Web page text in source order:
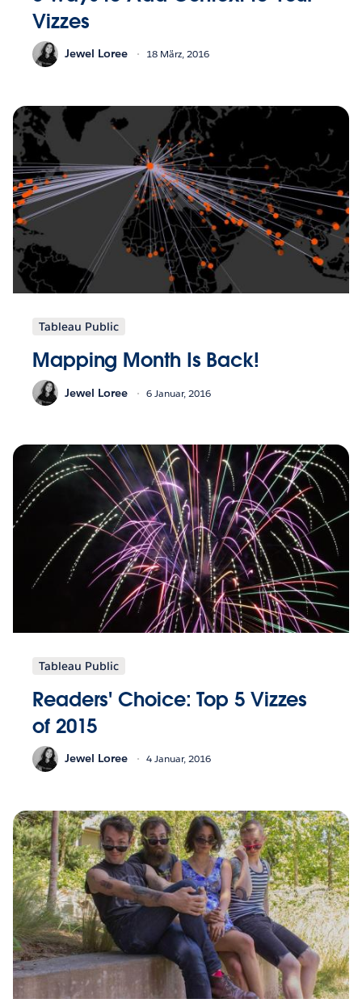
Vizzes
Jewel Loree 18 März, 2016
Tableau Public
Mapping Month Is Back!
Jewel Loree 6 Januar, 2016
Tableau Public
Readers' Choice: Top 5 Vizzes
of 2015
Jewel Loree 4 Januar, 2016